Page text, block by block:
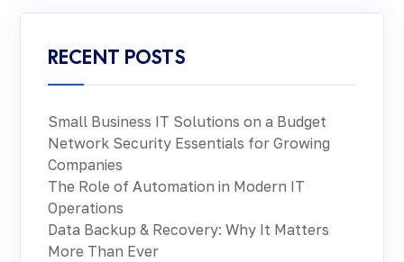
RECENT POSTS
Small Business IT Solutions on a Budget
Network Security Essentials for Growing
Companies
The Role of Automation in Modern IT
Operations
Data Backup & Recovery: Why It Matters
More Than Ever